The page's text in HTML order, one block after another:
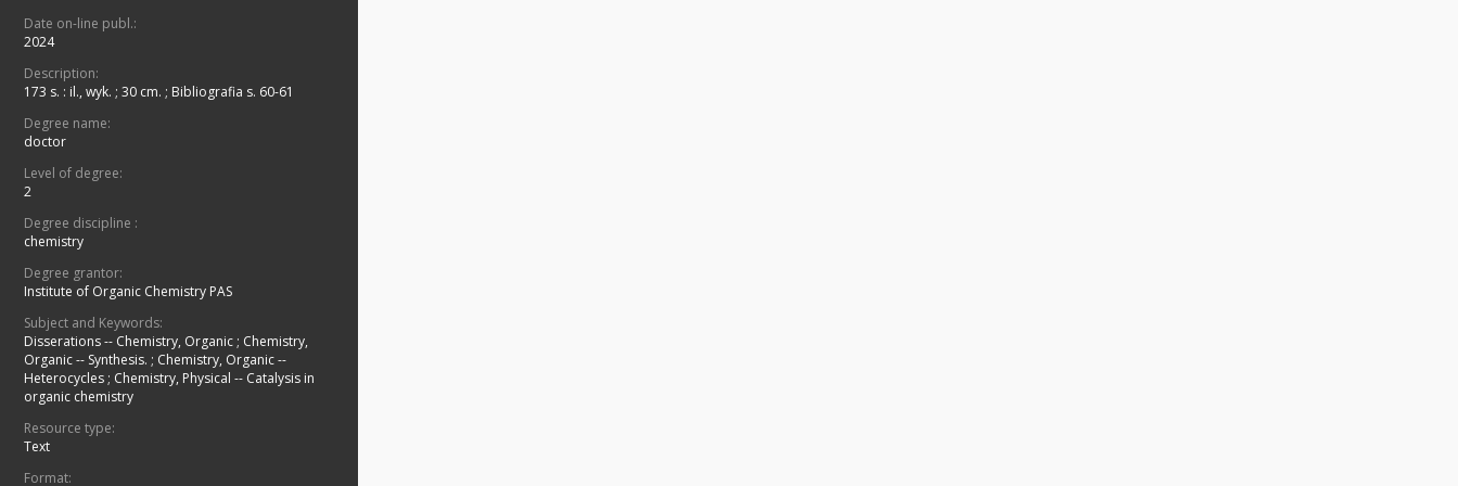
Date on-line publ.:
2024
Description:
173 s. : il., wyk. ; 30 cm. ; Bibliografia s. 60-61
Degree name:
doctor
Level of degree:
2
Degree discipline :
chemistry
Degree grantor:
Institute of Organic Chemistry PAS
Subject and Keywords:
Disserations -- Chemistry, Organic ; Chemistry,
Organic -- Synthesis. ; Chemistry, Organic --
Heterocycles ; Chemistry, Physical -- Catalysis in
organic chemistry
Resource type:
Text
Format: